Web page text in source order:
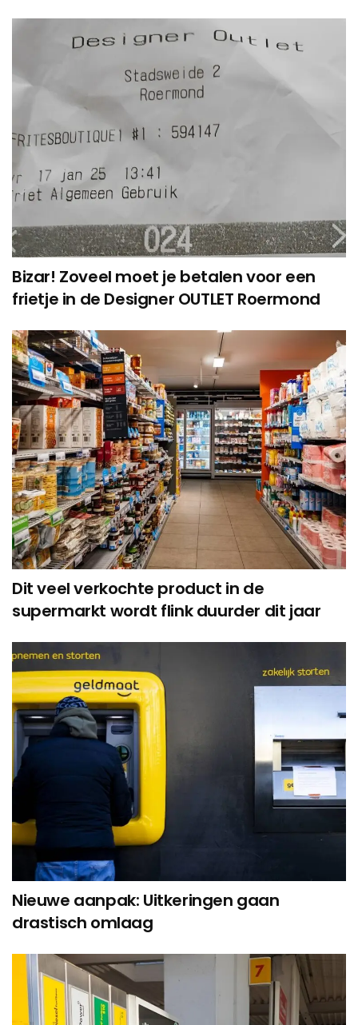
Bizar! Zoveel moet je betalen voor een
frietje in de Designer OUTLET Roermond
Dit veel verkochte product in de
supermarkt wordt flink duurder dit jaar
Nieuwe aanpak: Uitkeringen gaan
drastisch omlaag